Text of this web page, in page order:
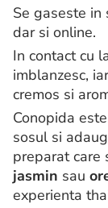
Se gaseste in
dar si online.
In contact cu
imblanzesc,
cremos si
Conopida
sosul si
preparat care
jasmin sau
experienta